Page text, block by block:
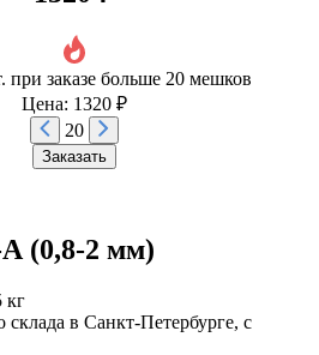
при заказе больше 20 мешков
Цена: 1320 ₽
20
Заказать
(0,8-2 мм)
кг
склада в Санкт-Петербурге, с